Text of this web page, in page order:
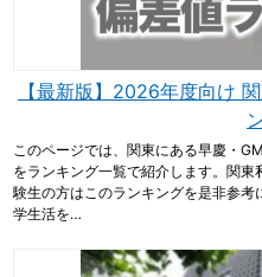
【最新版】2026年度向け
このページでは、関東にある早慶・
をランキング一覧で紹介します。関
験生の方はこのランキングを是非参
学生活を…